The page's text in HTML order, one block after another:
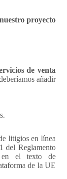
proyecto
de venta
añadir
litigios en línea
del Reglamento
en el texto de
de la UE